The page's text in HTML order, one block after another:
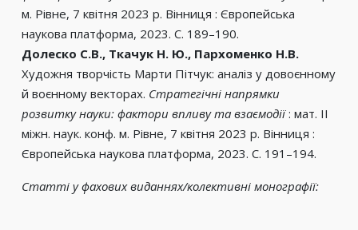
м. Рівне, 7 квітня 2023 р. Вінниця : Європейська
наукова платформа, 2023. С. 189–190.
Долеско С.В., Ткачук Н. Ю., Пархоменко Н.В.
Художня творчість Марти Пітчук: аналіз у довоєнному
й воєнному векторах. Стратегічні напрямки
розвитку науки: фактори впливу та взаємодії: мат. ІІ
міжн. наук. конф. м. Рівне, 7 квітня 2023 р. Вінниця :
Європейська наукова платформа, 2023. С. 191–194.
Статті у фахових виданнях/колективні монографії: